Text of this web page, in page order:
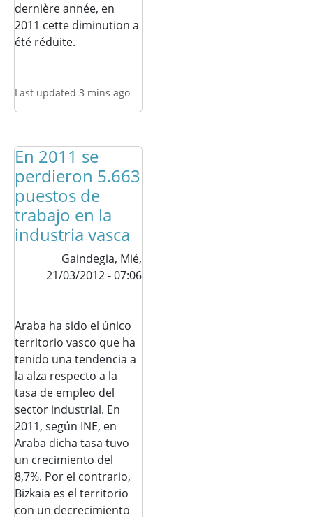
dernière année, en
2011 cette diminution a
été réduite.
Last updated 3 mins ago
En 2011 se
perdieron 5.663
puestos de
trabajo en la
industria vasca
Gaindegia, Mié,
21/03/2012 - 07:06
Araba ha sido el único
territorio vasco que ha
tenido una tendencia a
la alza respecto a la
tasa de empleo del
sector industrial. En
2011, según INE, en
Araba dicha tasa tuvo
un crecimiento del
8,7%. Por el contrario,
Bizkaia es el territorio
con un decrecimiento